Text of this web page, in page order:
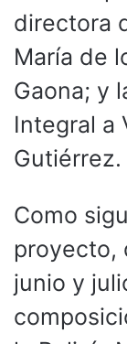
directora
María de
Gaona; y
Integral a
Gutiérrez.
Como
proyecto,
junio y